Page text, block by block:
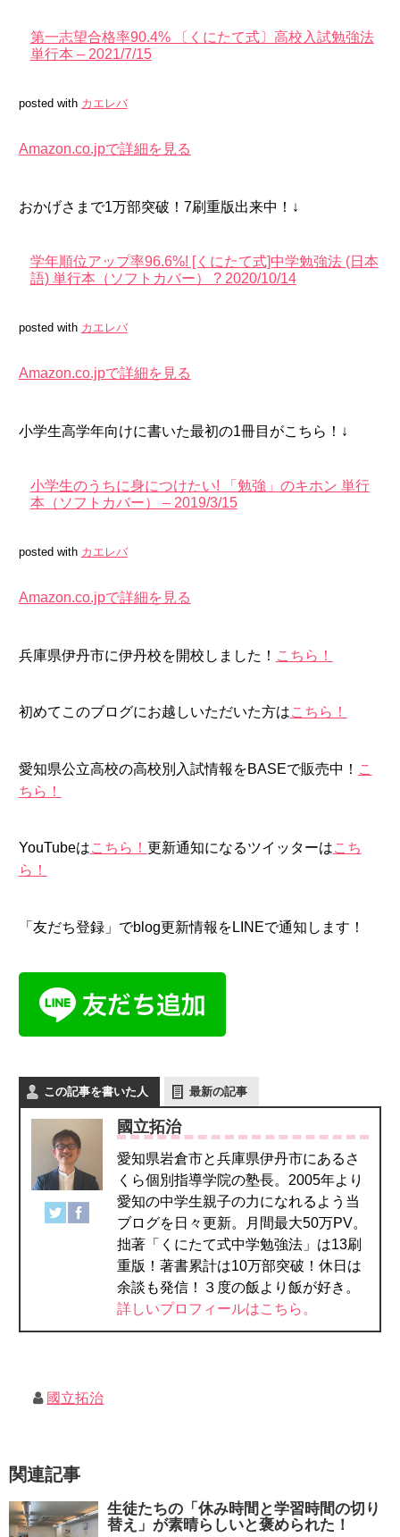
第一志望合格率90.4% 〔くにたて式〕高校入試勉強法
単行本 – 2021/7/15
posted with カエレバ
Amazon.co.jpで詳細を見る
おかげさまで1万部突破！7刷重版出来中！↓
学年順位アップ率96.6%! [くにたて式]中学勉強法 (日本
語) 単行本（ソフトカバー） ? 2020/10/14
posted with カエレバ
Amazon.co.jpで詳細を見る
小学生高学年向けに書いた最初の1冊目がこちら！↓
小学生のうちに身につけたい! 「勉強」のキホン 単行
本（ソフトカバー） – 2019/3/15
posted with カエレバ
Amazon.co.jpで詳細を見る
兵庫県伊丹市に伊丹校を開校しました！ こちら！
初めてこのブログにお越しいただいた方はこちら！
愛知県公立高校の高校別入試情報をBASEで販売中！ こ
ちら！
YouTubeはこちら！ 更新通知になるツイッターはこち
ら！
「友だち登録」でblog更新情報をLINEで通知します！
この記事を書いた人 最新の記事
國立拓治
愛知県岩倉市と兵庫県伊丹市にあるさ
くら個別指導学院の塾長。2005年より
愛知の中学生親子の力になれるよう当
ブログを日々更新。月間最大50万PV。
拙著「くにたて式中学勉強法」は13刷
重版！著書累計は10万部突破！休日は
余談も発信！３度の飯より飯が好き。
詳しいプロフィールはこちら。
國立拓治
関連記事
生徒たちの「休み時間と学習時間の切り
替え」が素晴らしいと褒められた！